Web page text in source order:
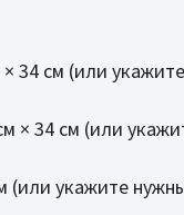
34 см (или
× 34 см (или
(или укажите